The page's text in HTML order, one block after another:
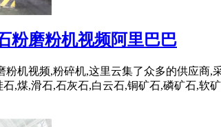
粉磨粉机视频阿里巴巴
机视频,粉碎机,这里云集了众多的供应
,煤,滑石,石灰石,白云石,铜矿石,磷矿石,软